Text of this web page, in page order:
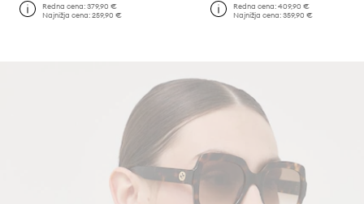
Redna cena:379,90 €
Najnižja cena:259,90 €
Redna cena: 409,90 €
Najnižja cena: 359,90 €